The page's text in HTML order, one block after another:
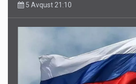
5 Avqust 21:10